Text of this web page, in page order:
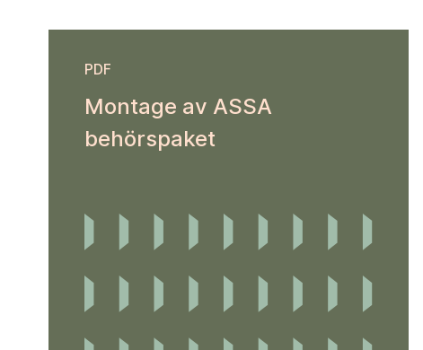
PDF
Montage av ASSA
behörspaket